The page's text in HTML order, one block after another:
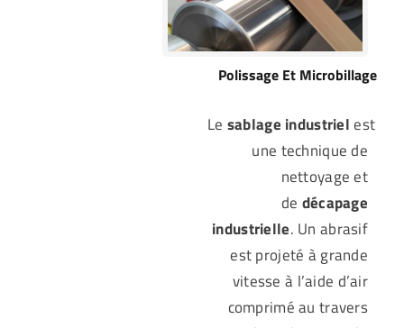
Polissage Et Microbillage
Le sablage industrielest
une technique de
nettoyage et
de décapage
industrielle. Un abrasif
est projeté à grande
vitesse à l’aide d’air
comprimé au travers